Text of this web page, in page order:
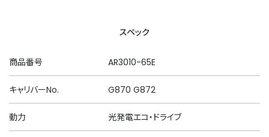
スペック
商品番号 AR3010-65E
キャリバーNo. G870 G872
動力 光発電エコ・ドライブ